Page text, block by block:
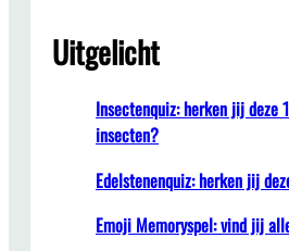
Uitgelicht
Insectenquiz: herken jij deze
insecten?
Edelstenenquiz: herken jij
Emoji Memoryspel: vind jij